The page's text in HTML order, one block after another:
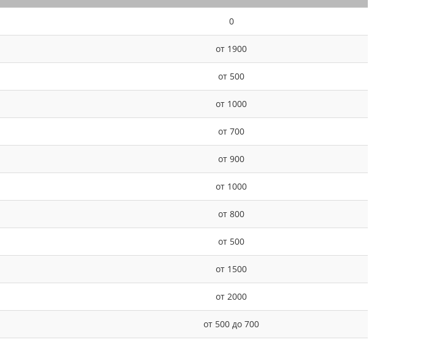
0
от 1900
от 500
от 1000
от 700
от 900
от 1000
от 800
от 500
от 1500
от 2000
от 500 до 700